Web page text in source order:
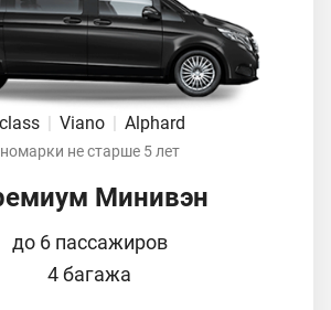
| Viano | Alphard
не старше 5 лет
Минивэн
до 6 пассажиров
4 багажа